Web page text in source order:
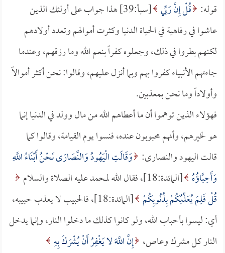
قوله: قُلْ إِنَّ رَبِّي
[سبأ:39] هذا جواب على أولئك الذين
عاشوا في رفاهية في الحياة الدنيا وكثرت أموالهم وتعدد أولادهم
لكنهم بطروا في ذلك، وجعلوه كفراً بنعم الله وما رزقهم، وعندما
جاءتهم الأنبياء كفروا بهم وبما أنزل عليهم، وقالوا: نحن أكثر أموالاً
وأولاداً وما نحن بمعذبين.
فهؤلاء الذين توهموا أن ما أعطاهم الله من مال وولد في الدنيا إنما
هو لخيرهم، وأنهم محبوبون عنده، فنسوا يوم القيامة، وقالوا كما
قالت اليهود والنصارى: وَقَالَتِ الْيَهُودُ وَالنَّصَارَى نَحْنُ أَبْنَاءُ اللَّهِ
وَأَحِبَّاؤُهُ [المائدة:18]، فقال الله لمحمد عليه الصلاة والسلام
قُلْ فَلِمَ يُعَذِّبُكُمْ بِذُنُوبِكُمْ
[المائدة:18]، فالحبيب لا يعذب حبيبه،
أي: ليسوا بأحباب الله، ولو كانوا كذلك ما دخلوا النار، وإنما يدخل
النار كل مشرك وعاص، إِنَّ اللَّهَ لا يَغْفِرُ أَنْ يُشْرَكَ بِهِ